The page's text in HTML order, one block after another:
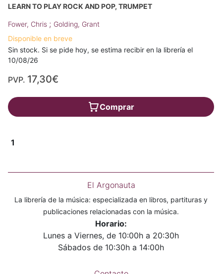
LEARN TO PLAY ROCK AND POP, TRUMPET
Fower, Chris ; Golding, Grant
Disponible en breve
Sin stock. Si se pide hoy, se estima recibir en la librería el
10/08/26
PVP. 17,30€
Comprar
1
El Argonauta
La librería de la música: especializada en libros, partituras y
publicaciones relacionadas con la música.
Horario:
Lunes a Viernes, de 10:00h a 20:30h
Sábados de 10:30h a 14:00h